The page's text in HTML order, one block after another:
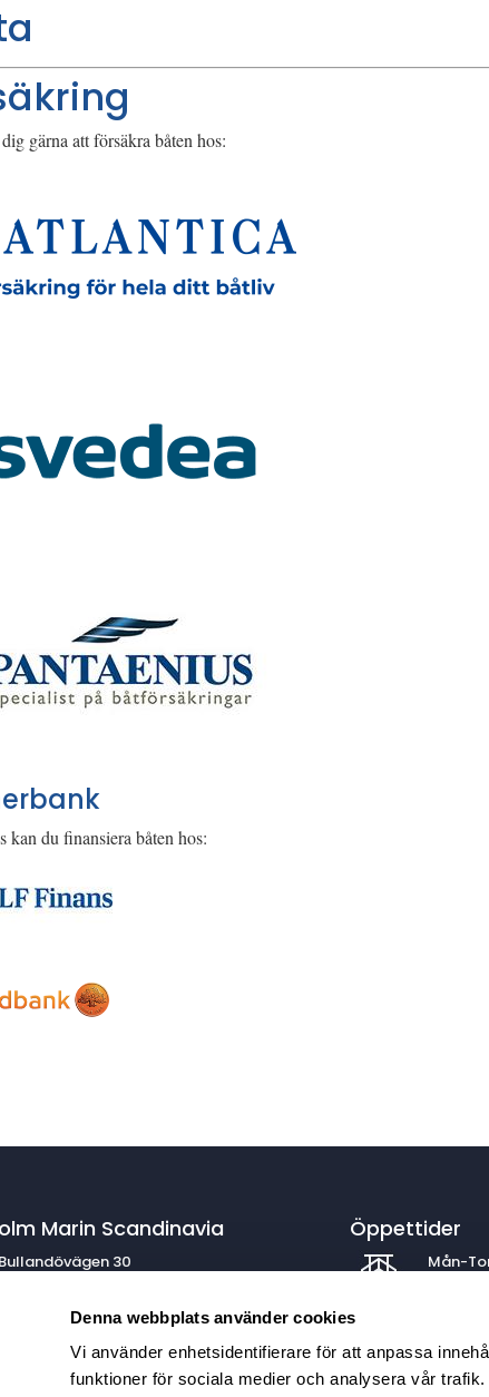
Denna webbplats använder cookies
Vi använder enhetsidentifierare för att anpassa
funktioner för sociala medier och analysera vår
gärna att försäkra båten hos:
kan du finansiera båten hos:
Marin Scandinavia
Bullandövägen 30
Öppettider
Mån-
Köpa båt